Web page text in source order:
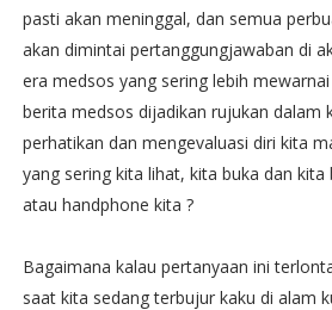
pasti akan meninggal, dan semua
akan dimintai pertanggungjawaban di
era medsos yang sering lebih
berita medsos dijadikan rujukan dalam
perhatikan dan mengevaluasi diri kita
yang sering kita lihat, kita buka dan kita
atau handphone kita ?
Bagaimana kalau pertanyaan ini
saat kita sedang terbujur kaku di alam